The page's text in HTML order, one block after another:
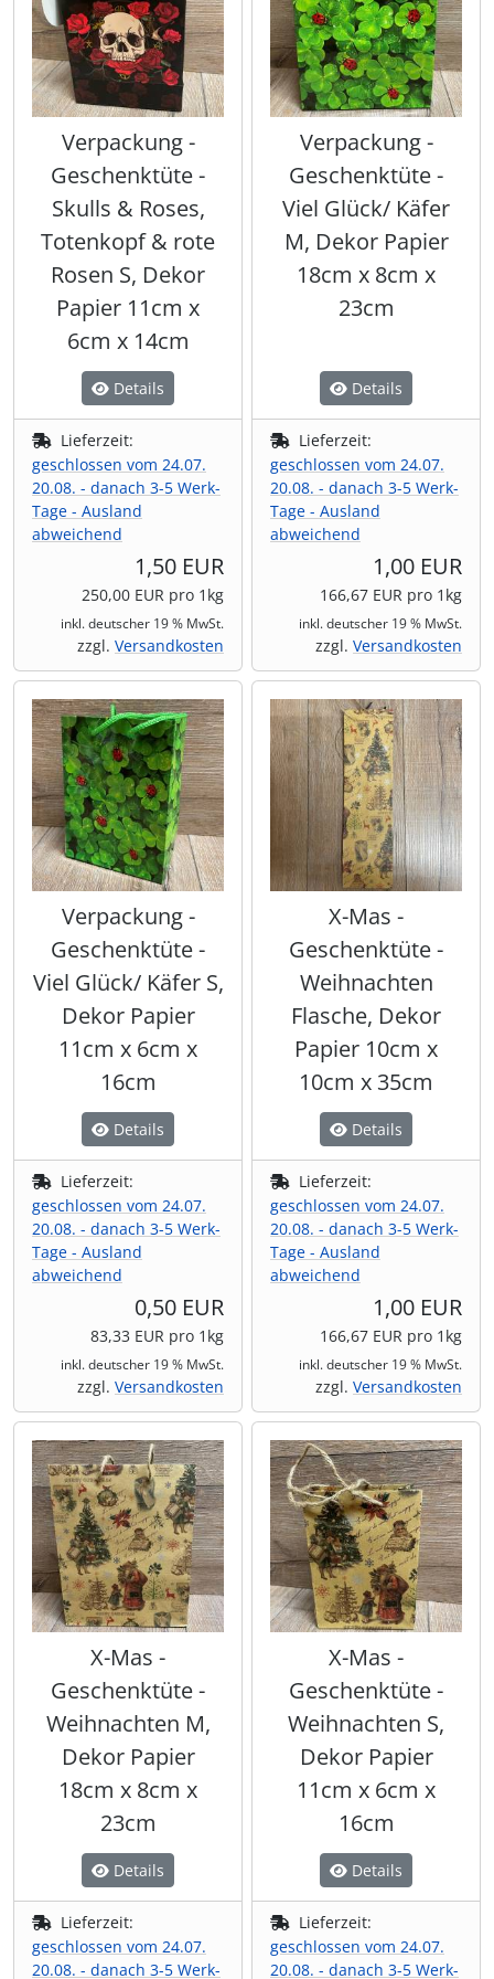
Verpackung -
Geschenktüte -
Skulls & Roses,
Totenkopf & rote
Rosen S, Dekor
Papier 11cm x
6cm x 14cm
Details
Lieferzeit:
geschlossen vom 24.07.
20.08. - danach 3-5 Werk-
Tage - Ausland
abweichend
1,50 EUR
250,00 EUR pro 1kg
inkl. deutscher 19 % MwSt.
zzgl. Versandkosten
Verpackung -
Geschenktüte -
Viel Glück/ Käfer
M, Dekor Papier
18cm x 8cm x
23cm
Details
Lieferzeit:
geschlossen vom 24.07.
20.08. - danach 3-5 Werk-
Tage - Ausland
abweichend
1,00 EUR
166,67 EUR pro 1kg
inkl. deutscher 19 % MwSt.
zzgl. Versandkosten
Verpackung -
Geschenktüte -
Viel Glück/ Käfer S,
Dekor Papier
11cm x 6cm x
16cm
Details
Lieferzeit:
geschlossen vom 24.07.
20.08. - danach 3-5 Werk-
Tage - Ausland
abweichend
0,50 EUR
83,33 EUR pro 1kg
inkl. deutscher 19 % MwSt.
zzgl. Versandkosten
X-Mas -
Geschenktüte -
Weihnachten
Flasche, Dekor
Papier 10cm x
10cm x 35cm
Details
Lieferzeit:
geschlossen vom 24.07.
20.08. - danach 3-5 Werk-
Tage - Ausland
abweichend
1,00 EUR
166,67 EUR pro 1kg
inkl. deutscher 19 % MwSt.
zzgl. Versandkosten
X-Mas -
Geschenktüte -
Weihnachten M,
Dekor Papier
18cm x 8cm x
23cm
Details
Lieferzeit:
geschlossen vom 24.07.
20.08. - danach 3-5 Werk-
X-Mas -
Geschenktüte -
Weihnachten S,
Dekor Papier
11cm x 6cm x
16cm
Details
Lieferzeit:
geschlossen vom 24.07.
20.08. - danach 3-5 Werk-
Wikinger & Germanen (22)
Umhängetaschen (56)
Wämse & Jacken (11)
Zubehör & Accessoires
Kerzenständer (20)
Leuchtartikel/ Taschenlampen (16)
Maritimes & Nautisches
Messer, Taschenmesser & Beile (166)
Nähzubehör (4)
Props - Ohren, Schminke, Kunstblut & Co (44)
Sanduhren & Co (6)
Schreibzeug, Tafeln & Siegel (162)
Shisha & Raucherbedarf
Steampunk (28)
Trinkflaschen & -schläuche
Trinkhörner, Halter & Ständer (15)
Trommeln, Klagschalen & Musikinstrumente (37)
Truhen & Kisten (30)
Umhängetaschen (56)
Tiaras & Diademe
Uhren & Taschenuhren (30)
Jahreskreis (4)
Männer-Spiritualität (2)
Naturspiritualität (5)
Runen & Ogham
Tarot & Divination (4)
Ritualkleidung & Roben (31)
Sanduhren & Co (5)
Statuen (401)
Wikinger & Germanen (22)
Wandbilder & Plaketten
Wellness & Entschleunigung
Zauberstäbe & Ritualdolch